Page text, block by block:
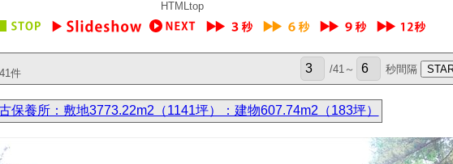
HTMLtop
件 /41～ 秒間隔
保養所：敷地3773.22m2（1141坪）：建物607.74m2（183坪）